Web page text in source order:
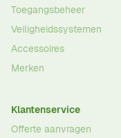
Toegangsbeheer
Veiligheidssystemen
Accessoires
Merken
Klantenservice
Offerte aanvragen